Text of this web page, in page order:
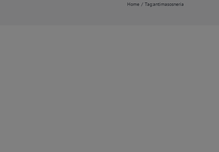
Home Tag:antimasosneria